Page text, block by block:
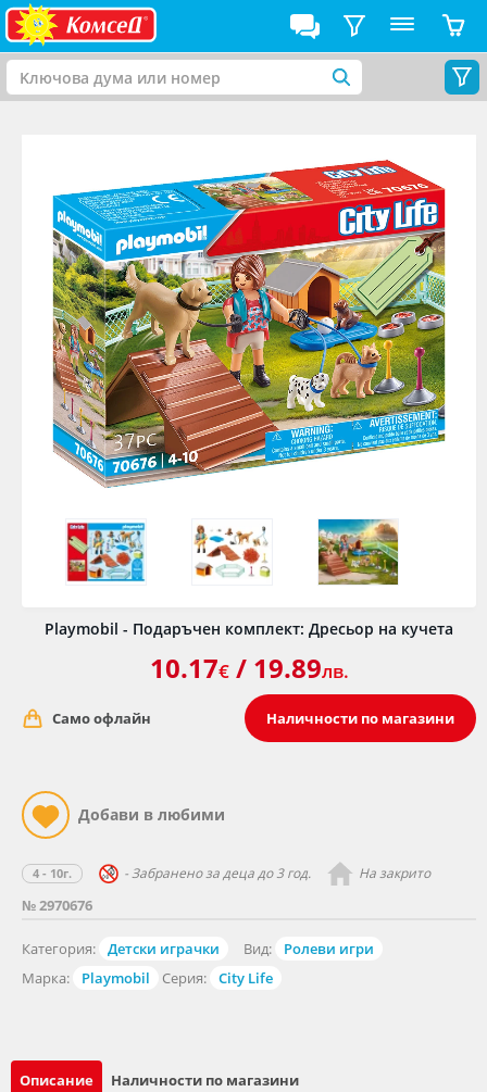
Playmobil - Подаръчен комплект: Дресьор на кучета
№ 2970676
Категория: Детски играчки Вид:
Ролеви игри
Марка:
Playmobil Серия: City Life
4 - 10г. - Забранено за деца до 3 год. На закрито
10.17€/ 19.89лв.
Само офлайн Наличности по магазини
Описание Наличности по магазини